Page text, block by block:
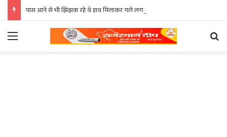
पास आने से भी झिझक रहे थे हाथ मिलाकर गले लगाया तो खुश दिखे आदिवासी
Menu